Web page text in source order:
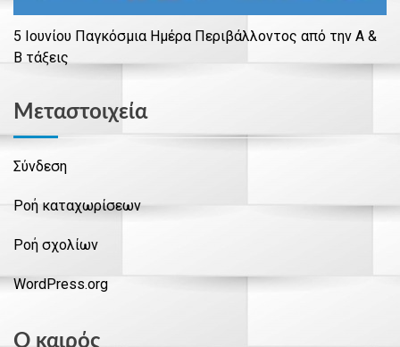
5 Ιουνίου Παγκόσμια Ημέρα Περιβάλλοντος από την Α &
Β τάξεις
Μεταστοιχεία
Σύνδεση
Ροή καταχωρίσεων
Ροή σχολίων
WordPress.org
Ο καιρός